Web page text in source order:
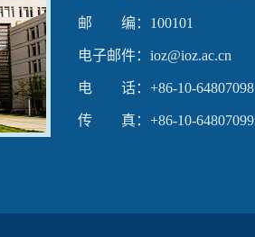
邮 编：100101
电子邮件：ioz@ioz.ac.cn
电 话：+86-10-64807098
传 真：+86-10-64807099